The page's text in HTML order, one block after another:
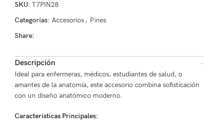
SKU: T7PIN28
Categorías: Accesorios , Pines
Share:
Descripción
Ideal para enfermeras, médicos, estudiantes de salud, o
amantes de la anatomía, este accesorio combina sofisticación
con un diseño anatómico moderno.
Características Principales: